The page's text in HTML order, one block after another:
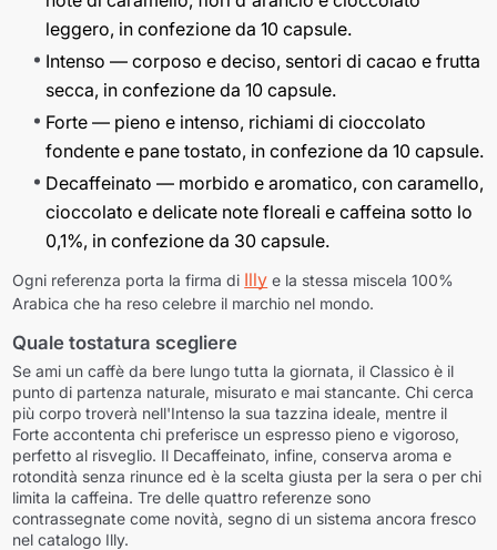
leggero, in confezione da 10 capsule.
Intenso — corposo e deciso, sentori di cacao e frutta
secca, in confezione da 10 capsule.
Forte — pieno e intenso, richiami di cioccolato
fondente e pane tostato, in confezione da 10 capsule.
Decaffeinato — morbido e aromatico, con caramello,
cioccolato e delicate note floreali e caffeina sotto lo
0,1%, in confezione da 30 capsule.
Ogni referenza porta la firma di Illy e la stessa miscela 100%
Arabica che ha reso celebre il marchio nel mondo.
Quale tostatura scegliere
Se ami un caffè da bere lungo tutta la giornata, il Classico è il
punto di partenza naturale, misurato e mai stancante. Chi cerca
più corpo troverà nell'Intenso la sua tazzina ideale, mentre il
Forte accontenta chi preferisce un espresso pieno e vigoroso,
perfetto al risveglio. Il Decaffeinato, infine, conserva aroma e
rotondità senza rinunce ed è la scelta giusta per la sera o per chi
limita la caffeina. Tre delle quattro referenze sono
contrassegnate come novità, segno di un sistema ancora fresco
nel catalogo Illy.